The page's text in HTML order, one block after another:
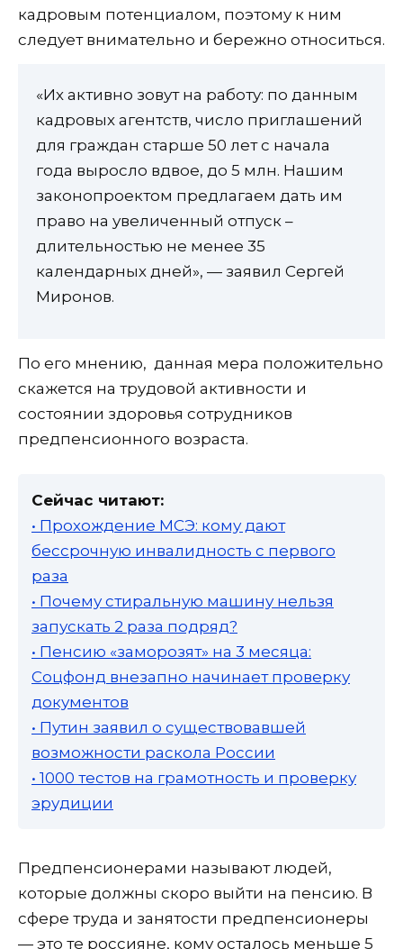
кадровым потенциалом, поэтому к ним
следует внимательно и бережно относиться.
«Их активно зовут на работу: по данным
кадровых агентств, число приглашений
для граждан старше 50 лет с начала
года выросло вдвое, до 5 млн. Нашим
законопроектом предлагаем дать им
право на увеличенный отпуск –
длительностью не менее 35
календарных дней», — заявил Сергей
Миронов.
По его мнению, данная мера положительно
скажется на трудовой активности и
состоянии здоровья сотрудников
предпенсионного возраста.
Сейчас читают:
• Прохождение МСЭ: кому дают
бессрочную инвалидность с первого
раза
• Почему стиральную машину нельзя
запускать 2 раза подряд?
• Пенсию «заморозят» на 3 месяца:
Соцфонд внезапно начинает проверку
документов
• Путин заявил о существовавшей
возможности раскола России
• 1000 тестов на грамотность и проверку
эрудиции
Предпенсионерами называют людей,
которые должны скоро выйти на пенсию. В
сфере труда и занятости предпенсионеры
— это те россияне, кому осталось меньше 5